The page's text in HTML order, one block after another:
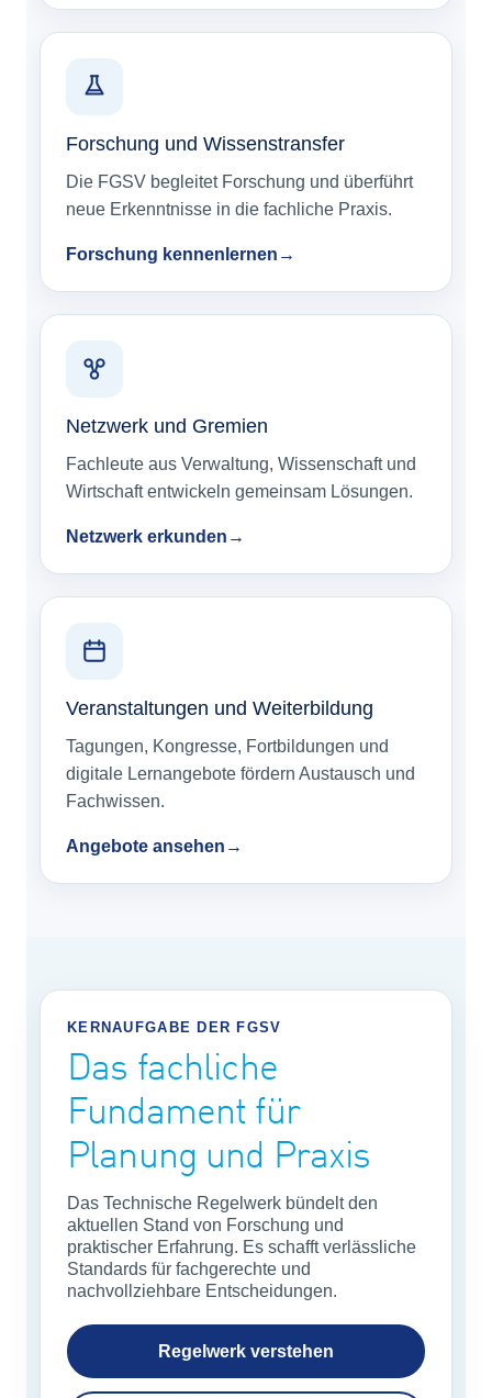
Forschung und Wissenstransfer
Die FGSV begleitet Forschung und überführt
neue Erkenntnisse in die fachliche Praxis.
Forschung kennenlernen
Netzwerk und Gremien
Fachleute aus Verwaltung, Wissenschaft und
Wirtschaft entwickeln gemeinsam Lösungen.
Netzwerk erkunden
Veranstaltungen und Weiterbildung
Tagungen, Kongresse, Fortbildungen und
digitale Lernangebote fördern Austausch und
Fachwissen.
Angebote ansehen
KERNAUFGABE DER FGSV
Das fachliche
Fundament für
Planung und Praxis
Das Technische Regelwerk bündelt den
aktuellen Stand von Forschung und
praktischer Erfahrung. Es schafft verlässliche
Standards für fachgerechte und
nachvollziehbare Entscheidungen.
Regelwerk verstehen